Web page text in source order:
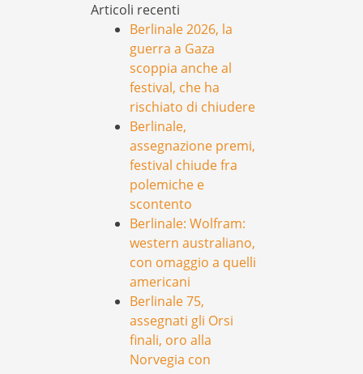
Articoli recenti
Berlinale 2026, la
guerra a Gaza
scoppia anche al
festival, che ha
rischiato di chiudere
Berlinale,
assegnazione premi,
festival chiude fra
polemiche e
scontento
Berlinale: Wolfram:
western australiano,
con omaggio a quelli
americani
Berlinale 75,
assegnati gli Orsi
finali, oro alla
Norvegia con